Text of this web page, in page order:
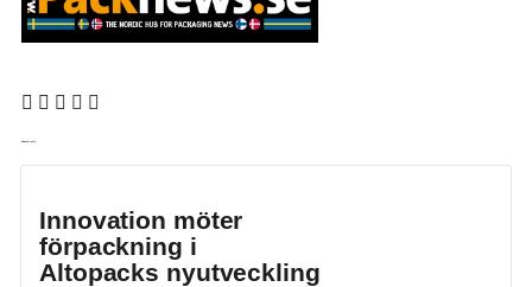
Senaste nytt
Innovation möter
förpackning i
Altopacks nyutveckling